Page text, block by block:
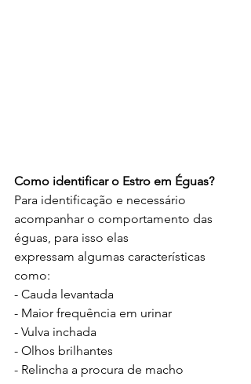
Como identificar o Estro em Éguas?
Para identificação e necessário
acompanhar o comportamento das
éguas, para isso elas
expressam algumas características
como:
- Cauda levantada
- Maior frequência em urinar
- Vulva inchada
- Olhos brilhantes
- Relincha a procura de macho